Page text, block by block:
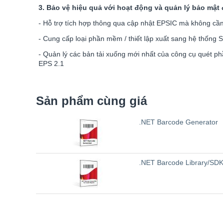
3. Bảo vệ hiệu quả với hoạt động và quản lý bảo
- Hỗ trợ tích hợp thông qua cập nhật EPSIC mà không
- Cung cấp loại phần mềm / thiết lập xuất sang hệ thống
- Quản lý các bản tải xuống mới nhất của công cụ quét
EPS 2.1
Sản phẩm cùng giá
.NET Barcode Generator
.NET Barcode Library/